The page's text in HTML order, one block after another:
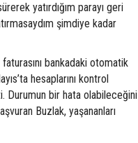
yatırdığım parayı geri
şimdiye kadar
bankadaki otomatik
hesaplarını kontrol
Durumun bir hata olabileceğini
Buzlak, yaşananları